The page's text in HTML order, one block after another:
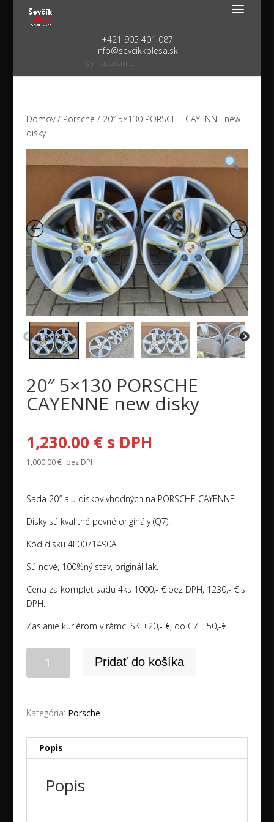
+421 905 401 087
info@sevcikkolesa.sk
Domov/ Porsche / 20″ 5×130 PORSCHE CAYENNE new
disky
20″ 5×130 PORSCHE
CAYENNE new disky
1,230.00 €s DPH
1,000.00€ bez DPH
Sada 20″ alu diskov vhodných na PORSCHE CAYENNE.
Disky sú kvalitné pevné originály (Q7).
Kód disku 4L0071490A.
Sú nové, 100%ný stav, originál lak.
Cena za komplet sadu 4ks 1000,- € bez DPH, 1230,- € s
DPH.
Zaslanie kuriérom v rámci SK +20,- €, do CZ +50,-€.
CAYENNE
disky
Pridať do košíka
Kategória: Porsche
Popis
Popis